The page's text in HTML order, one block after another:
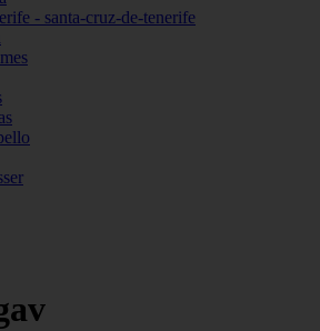
- santa-cruz-de-tenerife